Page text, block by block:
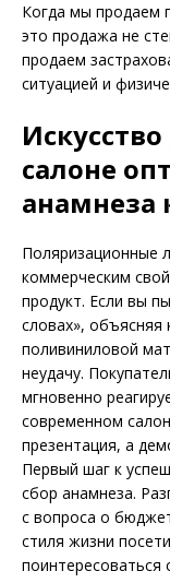
Когда мы продаем
это продажа не
продаем
ситуацией и
салоне
анамнеза
Поляризационные
коммерческим
продукт. Если вы
словах», объясняя
поливиниловой
неудачу.
мгновенно
современном
презентация, а
Первый шаг к
сбор анамнеза.
с вопроса о
стиля жизни